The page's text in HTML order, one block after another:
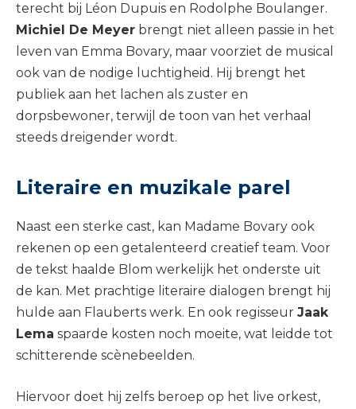
terecht bij Léon Dupuis en Rodolphe Boulanger.
Michiel De Meyer brengt niet alleen passie in het
leven van Emma Bovary, maar voorziet de musical
ook van de nodige luchtigheid. Hij brengt het
publiek aan het lachen als zuster en
dorpsbewoner, terwijl de toon van het verhaal
steeds dreigender wordt.
Literaire en muzikale parel
Naast een sterke cast, kan Madame Bovary ook
rekenen op een getalenteerd creatief team. Voor
de tekst haalde Blom werkelijk het onderste uit
de kan. Met prachtige literaire dialogen brengt hij
hulde aan Flauberts werk. En ook regisseur Jaak
Lema spaarde kosten noch moeite, wat leidde tot
schitterende scènebeelden.
Hiervoor doet hij zelfs beroep op het live orkest,